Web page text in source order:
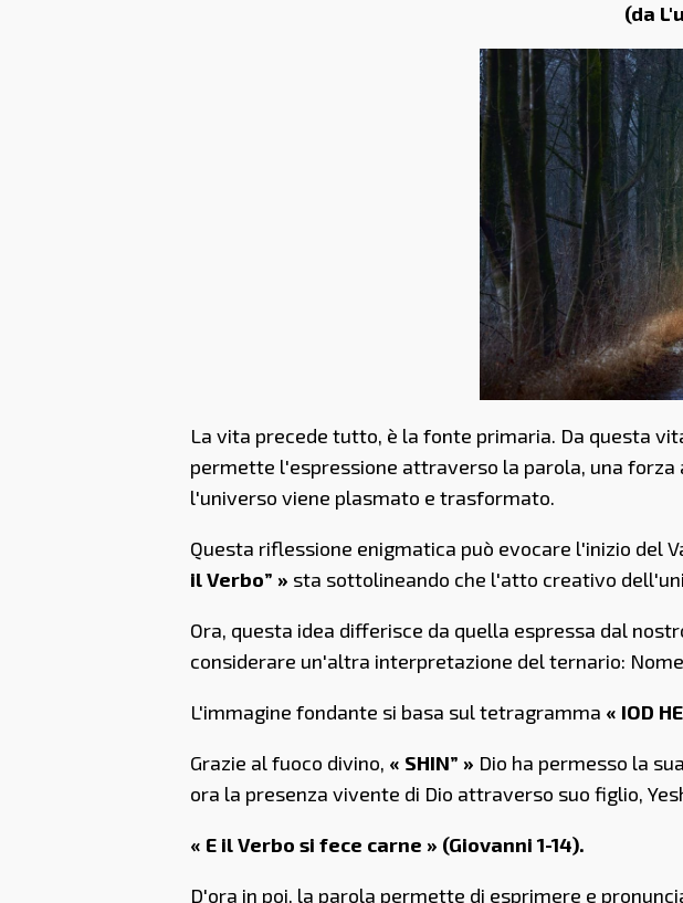
(da
La vita precede tutto, è la fonte primaria. Da questa
permette l'espressione attraverso la parola, una
l'universo viene plasmato e trasformato.
Questa riflessione enigmatica può evocare l'inizio del
il Verbo” » sta sottolineando che l'atto creativo
Ora, questa idea differisce da quella espressa dal
considerare un'altra interpretazione del ternario:
L'immagine fondante si basa sul tetragramma « IOD
Grazie al fuoco divino, « SHIN” » Dio ha permesso la
ora la presenza vivente di Dio attraverso suo figlio,
« E il Verbo si fece carne » (Giovanni 1-14).
D'ora in poi, la parola permette di esprimere e